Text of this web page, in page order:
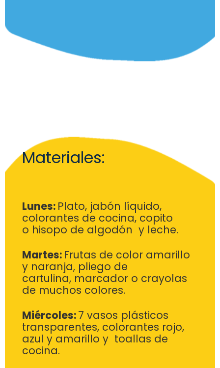
Materiales:
Lunes: Plato, jabón líquido,
colorantes de cocina, copito
o hisopo de algodón y leche.
Martes: Frutas de color amarillo
y naranja, pliego de
cartulina, marcador o crayolas
de muchos colores.
Miércoles:7 vasos plásticos
transparentes, colorantes rojo,
azul y amarillo y toallas de
cocina.